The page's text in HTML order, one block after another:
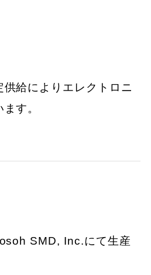
給によりエレクトロニ
す。
SMD, Inc.にて生産